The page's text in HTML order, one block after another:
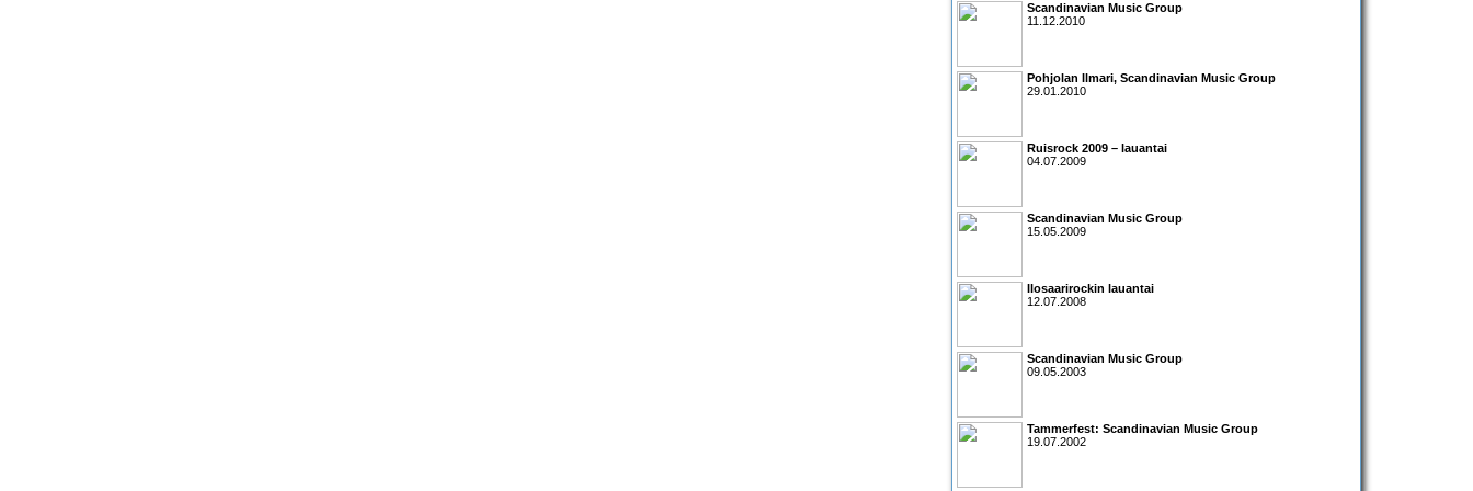
Scandinavian Music Group
11.12.2010
Pohjolan Ilmari, Scandinavian Music Group
29.01.2010
Ruisrock 2009 – lauantai
04.07.2009
Scandinavian Music Group
15.05.2009
Ilosaarirockin lauantai
12.07.2008
Scandinavian Music Group
09.05.2003
Tammerfest: Scandinavian Music Group
19.07.2002